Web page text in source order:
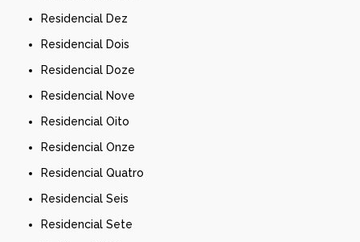
Residencial Dez
Residencial Dois
Residencial Doze
Residencial Nove
Residencial Oito
Residencial Onze
Residencial Quatro
Residencial Seis
Residencial Sete